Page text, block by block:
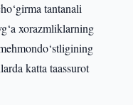
tantanali
xorazmliklarning
katta taassurot